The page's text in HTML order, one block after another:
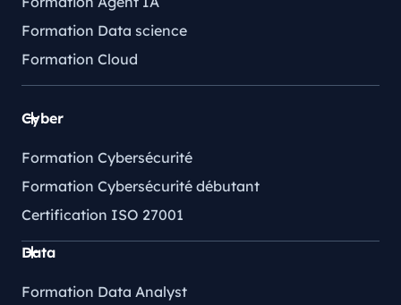
Formation Data science
Formation Cloud
Cyber
Formation Cybersécurité
Formation Cybersécurité débutant
Certification ISO 27001
Data
Formation Data Analyst